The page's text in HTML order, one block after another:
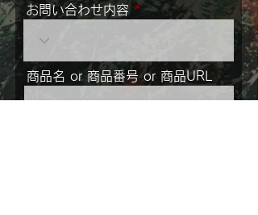
お問い合わせ内容
商品名 or 商品番号 or 商品URL